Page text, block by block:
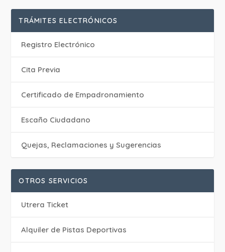
TRÁMITES ELECTRÓNICOS
Registro Electrónico
Cita Previa
Certificado de Empadronamiento
Escaño Ciudadano
Quejas, Reclamaciones y Sugerencias
OTROS SERVICIOS
Utrera Ticket
Alquiler de Pistas Deportivas